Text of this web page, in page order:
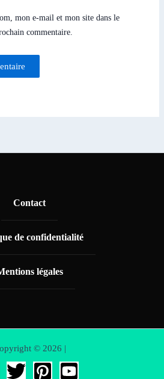
mon e-mail et mon site dans le
commentaire.
Contact
de confidentialité
légales
© 2026 |